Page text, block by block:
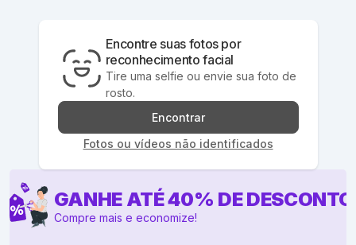
Encontre suas fotos por
reconhecimento facial
Tire uma selfie ou envie sua foto de
rosto.
Encontrar
Fotos ou vídeos não identificados
GANHE ATÉ40% DE DESCONTO
Compre mais e economize!